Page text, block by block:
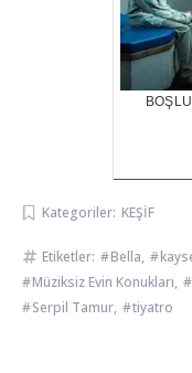
Kategoriler: KEŞİF
Etiketler: Bella,
Müziksiz Evin Konukları,
Serpil Tamur, tiyatro